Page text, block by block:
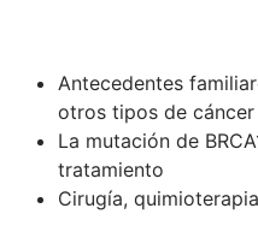
Antecedentes
otros tipos de cáncer
La mutación de
tratamiento
Cirugía,